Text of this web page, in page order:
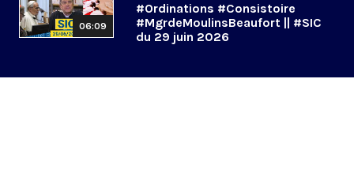
06:09
#Ordinations #Consistoire
#MgrdeMoulinsBeaufort || #SIC
du 29 juin 2026